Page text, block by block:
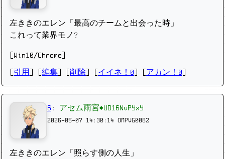
左ききのエレン「最高のチームと出会った時」
これって業界モノ?
[Win10/Chrome]
引用 編集 削除 イイネ！0 アカン！0
6 : アセム雨宮◆UD16NvPYxY
2026-05-07 14:30:14 OMPVG0082
左ききのエレン「照らす側の人生」